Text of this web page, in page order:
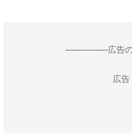
--------------------広
広